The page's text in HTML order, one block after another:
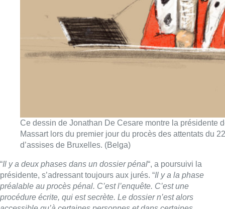
Ce dessin de Jonathan De Cesare montre la présidente
Massart lors du premier jour du procès des attentats du
d’assises de Bruxelles. (Belga)
“Il y a deux phases dans un dossier pénal“, a poursuivi la
présidente, s’adressant toujours aux jurés. “Il y a la phase
préalable au procès pénal. C’est l’enquête. C’est une
procédure écrite, qui est secrète. Le dossier n’est alors